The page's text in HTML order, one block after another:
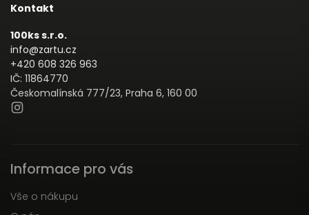
Kontakt
100ks s.r.o.
info@zartu.cz
+420 608 326 963
IČ: 11864770
Českomalínská 777/23, Praha 6, 160 00
Informace pro vás
Vše o nákupu